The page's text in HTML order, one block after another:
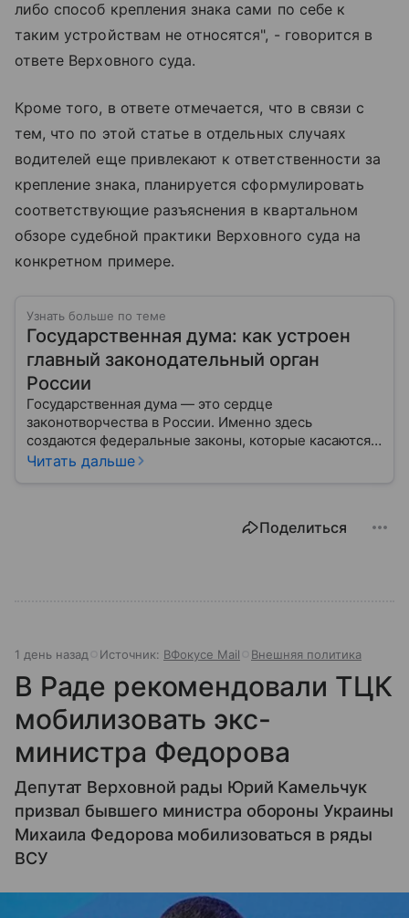
либо способ крепления знака сами по себе к
таким устройствам не относятся", - говорится в
ответе Верховного суда.
Кроме того, в ответе отмечается, что в связи с
тем, что по этой статье в отдельных случаях
водителей еще привлекают к ответственности за
крепление знака, планируется сформулировать
соответствующие разъяснения в квартальном
обзоре судебной практики Верховного суда на
конкретном примере.
Узнать больше по теме
Государственная дума: как устроен
главный законодательный орган
России
Государственная дума — это сердце
законотворчества в России. Именно здесь
создаются федеральные законы, которые касаются
жизни каждого гражданина: от образования и
Читать дальше
Поделиться
1 день назад Источник: ВФокусе Mail Внешняя политика
В Раде рекомендовали ТЦК
мобилизовать экс-
министра Федорова
Депутат Верховной рады Юрий Камельчук
призвал бывшего министра обороны Украины
Михаила Федорова мобилизоваться в ряды
ВСУ